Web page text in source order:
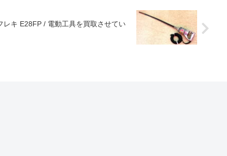
キ E28FP / 電動工具を買取させてい